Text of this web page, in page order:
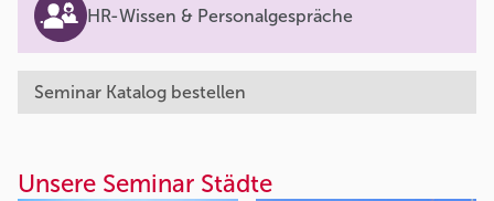
HR-Wissen & Personalgespräche
Seminar Katalog bestellen
Unsere Seminar Städte